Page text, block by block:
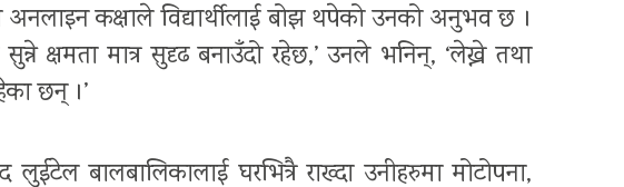
कक्षाले विद्यार्थीलाई बोझ थपेको उनको अनुभव छ ।
क्षमता मात्र सुदृढ बनाउँदो रहेछ,’ उनले भनिन्, ‘लेख्ने तथा
छन् ।’
लुईटेल बालबालिकालाई घरभित्रै राख्दा उनीहरुमा मोटोपना,